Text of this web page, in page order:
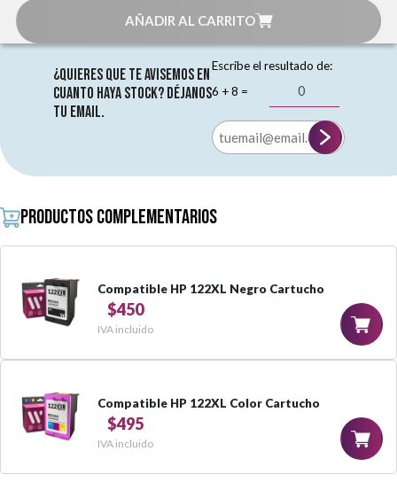
AÑADIR AL CARRITO
¿Quieres que te avisemos en
cuanto haya stock? Déjanos
tu email.
Escribe el resultado de:
6 + 8 =
Productos complementarios
Compatible HP 122XL Negro Cartucho
$450
IVA incluido
Compatible HP 122XL Color Cartucho
$495
IVA incluido